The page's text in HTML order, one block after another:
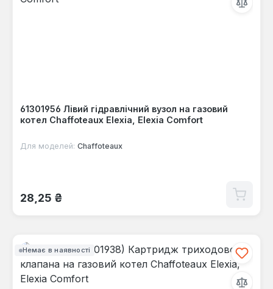
61301956 Лівий гідравлічний вузол на газовий
котел Chaffoteaux Elexia, Elexia Comfort
Для моделей: Chaffoteaux
Звичайна ціна:
28,25 ₴
Немає в наявності